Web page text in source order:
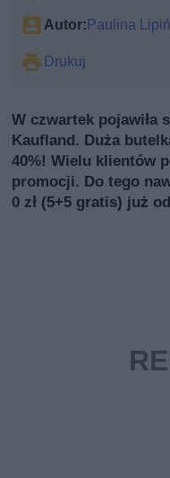
Autor: Paulina
Drukuj
W czwartek pojawiła
Kaufland. Duża
40%! Wielu klientów
promocji. Do tego
0 zł (5+5 gratis) już